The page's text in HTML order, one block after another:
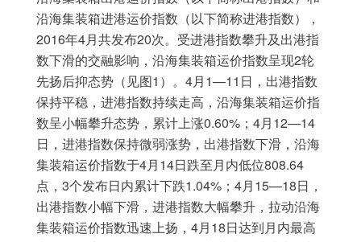
沿海集装箱进港运价指数（以下简称进港指数），
2016年4月共发布20次。受进港指数攀升及出港指
数下滑的交融影响，沿海集装箱运价指数呈现2轮
先扬后抑态势（见图 1 ）。 4月 1—11 日，出港指数
保持平稳，进港指数持续走高，沿海集装箱运价指
数呈小幅攀升态势，累计上涨0.60%； 4月 12—14
日，进港指数保持微弱涨势，出港指数下滑，沿海
集装箱运价指数于4月 14日跌至月内低位808.64
点， 3个发布日内累计下跌1.04%； 4月 15—18 日，
出港指数小幅下滑，进港指数大幅攀升，拉动沿海
集装箱运价指数迅速上扬， 4月 18 日达到月内最高